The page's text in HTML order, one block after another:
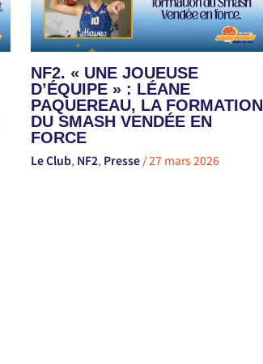
NF2. « UNE JOUEUSE
D’ÉQUIPE » : LÉANE
PAQUEREAU, LA FORMATION
DU SMASH VENDÉE EN
FORCE
Le Club, NF2, Presse /27 mars 2026